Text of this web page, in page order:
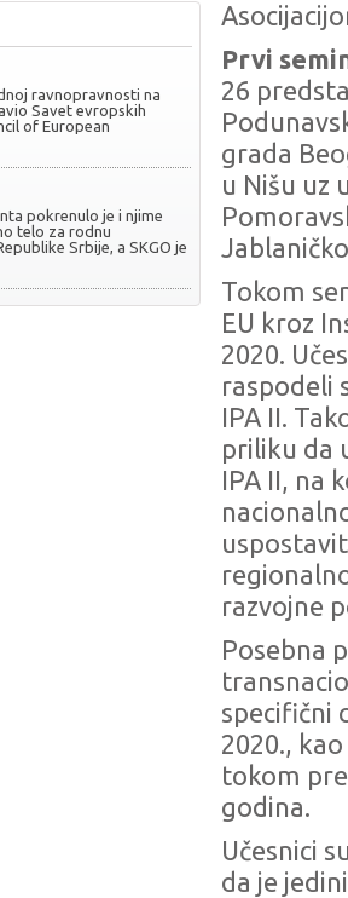
ravnopravnosti na
Savet evropskih
of European
pokrenulo je i njime
telo za rodnu
Srbije, a SKGO je
Prvi
26
grada
u Nišu uz
Tokom
EU kroz
2020.
raspodeli
IPA II.
priliku da
IPA II, na
razvojne
Posebna
specifični
2020.,
tokom
godina.
Učesnici
da je